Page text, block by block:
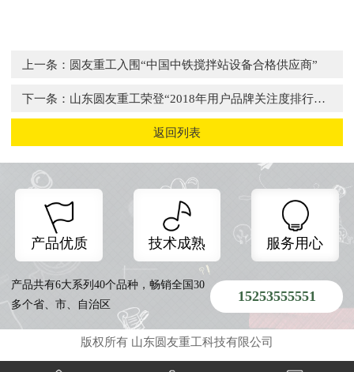
上一条：圆友重工入围“中国中铁搅拌站设备合格供应商”
下一条：山东圆友重工荣登“2018年用户品牌关注度排行
返回列表
产品优质 技术成熟 服务用心
产品共有6大系列40个品种，畅销全国30
多个省、市、自治区
15253555551
版权所有 山东圆友重工科技有限公司